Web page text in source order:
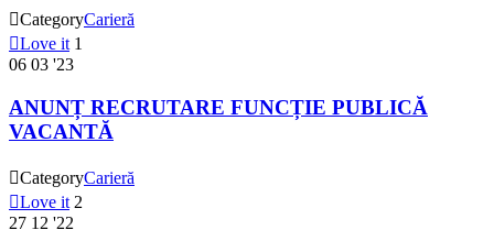
CategoryCarieră
Love it 1
06 03 '23
ANUNȚ RECRUTARE FUNCȚIE PUBLICĂ
VACANTĂ
CategoryCarieră
Love it 2
27 12 '22